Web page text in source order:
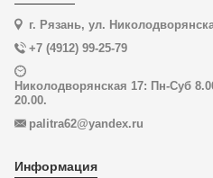
г. Рязань, ул.
+7 (4912) 99-25-79
Николодворянская 17: Пн-Суб
20.00.
palitra62@yandex.ru
Информация